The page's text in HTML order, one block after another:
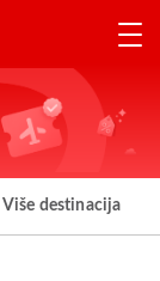
Više destinacija